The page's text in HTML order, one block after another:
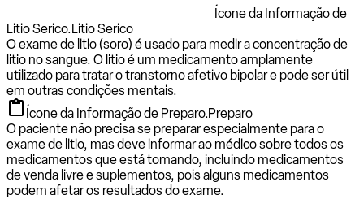
Ícone da Informação de
Litio Serico.Litio Serico
O exame de litio (soro) é usado para medir a concentração de
litio no sangue. O litio é um medicamento amplamente
utilizado para tratar o transtorno afetivo bipolar e pode ser útil
em outras condições mentais.
Ícone da Informação de Preparo.Preparo
O paciente não precisa se preparar especialmente para o
exame de litio, mas deve informar ao médico sobre todos os
medicamentos que está tomando, incluindo medicamentos
de venda livre e suplementos, pois alguns medicamentos
podem afetar os resultados do exame.